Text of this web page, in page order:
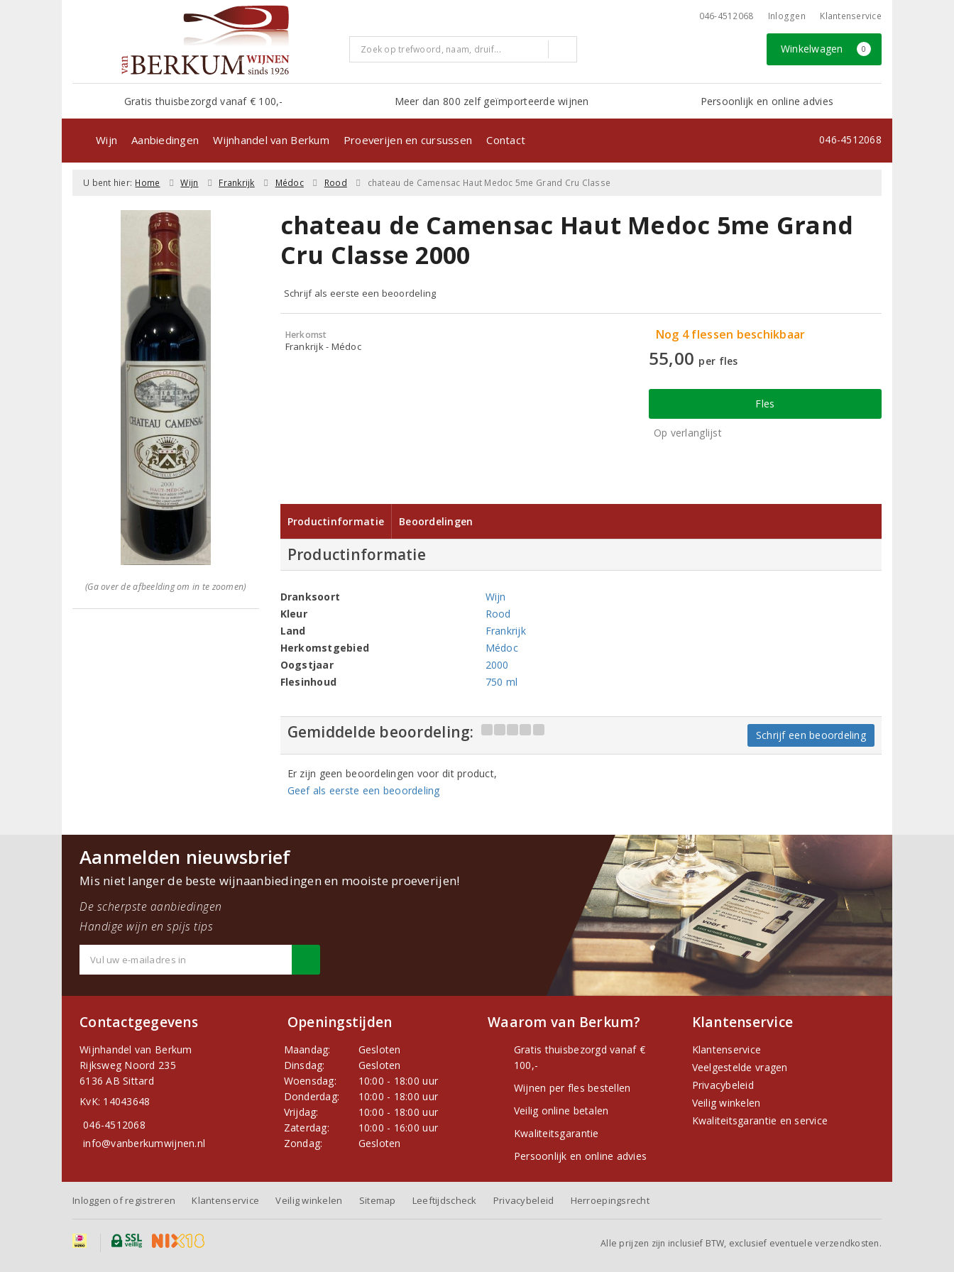
046-4512068 Inloggen Klantenservice
Winkelwagen 0
Gratis thuisbezorgd vanaf € 100,- Meer dan 800 zelf geïmporteerde wijnen Persoonlijk en online advies
Wijn Aanbiedingen Wijnhandel van Berkum Proeverijen en cursussen Contact 046-4512068
U bent hier: Home Wijn Frankrijk Médoc Rood chateau de Camensac Haut Medoc 5me Grand Cru Classe
(Ga over de afbeelding om in te zoomen)
chateau de Camensac Haut Medoc 5me Grand
Cru Classe 2000
Schrijf als eerste een beoordeling
Herkomst
Frankrijk - Médoc
Nog 4 flessen beschikbaar
55,00 per fles
Fles
Op verlanglijst
Productinformatie Beoordelingen
Productinformatie
Dranksoort
Wijn
Kleur
Rood
Land
Frankrijk
Herkomstgebied
Médoc
Oogstjaar
2000
Flesinhoud
750 ml
Gemiddelde beoordeling: Schrijf een beoordeling
Er zijn geen beoordelingen voor dit product,
Geef als eerste een beoordeling
Aanmelden nieuwsbrief
Mis niet langer de beste wijnaanbiedingen en mooiste proeverijen!
De scherpste aanbiedingen
Handige wijn en spijs tips
Contactgegevens
Wijnhandel van Berkum
Rijksweg Noord 235
6136 AB Sittard
KvK: 14043648
046-4512068
info@vanberkumwijnen.nl
Openingstijden
Maandag:
Gesloten
Dinsdag:
Gesloten
Woensdag:
10:00 - 18:00 uur
Donderdag:
10:00 - 18:00 uur
Vrijdag:
10:00 - 18:00 uur
Zaterdag:
10:00 - 16:00 uur
Zondag:
Gesloten
Waarom van Berkum?
Gratis thuisbezorgd vanaf €
100,-
Wijnen per fles bestellen
Veilig online betalen
Kwaliteitsgarantie
Persoonlijk en online advies
Klantenservice
Klantenservice
Veelgestelde vragen
Privacybeleid
Veilig winkelen
Kwaliteitsgarantie en service
Inloggen of registreren Klantenservice Veilig winkelen Sitemap Leeftijdscheck Privacybeleid Herroepingsrecht
Alle prijzen zijn inclusief BTW, exclusief eventuele verzendkosten.